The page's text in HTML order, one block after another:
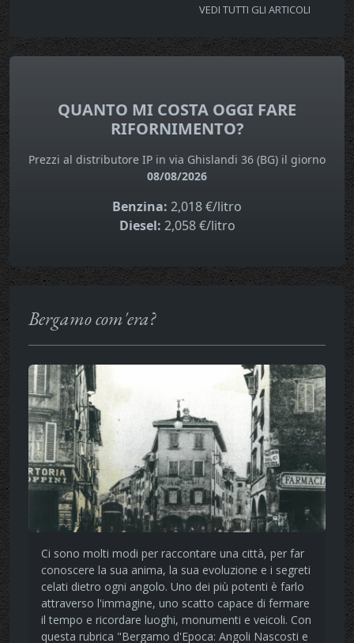
VEDI TUTTI GLI ARTICOLI
QUANTO MI COSTA OGGI FARE
RIFORNIMENTO?
Prezzi al distributore IP in via Ghislandi 36 (BG) il giorno
08/08/2026
Benzina: 2,018 €/litro
Diesel: 2,058 €/litro
Bergamo com'era?
Ci sono molti modi per raccontare una città, per far
conoscere la sua anima, la sua evoluzione e i segreti
celati dietro ogni angolo. Uno dei più potenti è farlo
attraverso l'immagine, uno scatto capace di fermare
il tempo e ricordare luoghi, monumenti e veicoli. Con
questa rubrica "Bergamo d'Epoca: Angoli Nascosti e